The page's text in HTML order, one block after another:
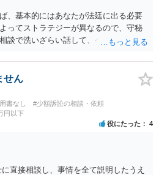
、基本的にはあなたが法廷に出る必要
ってストラテジーが異なるので、守秘
談で洗いざらい話して、ベストな方法
せん
書なし
#少額訴訟の相談・依頼
円以下
役にたった 4
直接相談し、事情を全て説明したうえ